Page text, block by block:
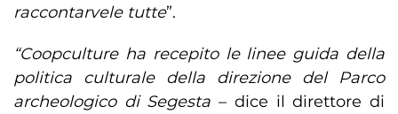
raccontarvele tutte”.
“Coopculture ha recepito le linee guida della
politica culturale della direzione del Parco
archeologico di Segesta– dice il direttore di